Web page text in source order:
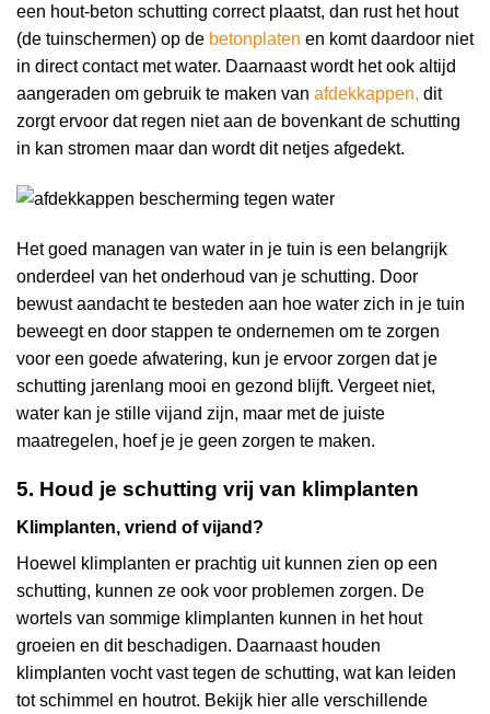
een hout-beton schutting correct plaatst, dan rust het hout
(de tuinschermen) op de betonplaten en komt daardoor niet
in direct contact met water. Daarnaast wordt het ook altijd
aangeraden om gebruik te maken van afdekkappen, dit
zorgt ervoor dat regen niet aan de bovenkant de schutting
in kan stromen maar dan wordt dit netjes afgedekt.
Het goed managen van water in je tuin is een belangrijk
onderdeel van het onderhoud van je schutting. Door
bewust aandacht te besteden aan hoe water zich in je tuin
beweegt en door stappen te ondernemen om te zorgen
voor een goede afwatering, kun je ervoor zorgen dat je
schutting jarenlang mooi en gezond blijft. Vergeet niet,
water kan je stille vijand zijn, maar met de juiste
maatregelen, hoef je je geen zorgen te maken.
5. Houd je schutting vrij van klimplanten
Klimplanten, vriend of vijand?
Hoewel klimplanten er prachtig uit kunnen zien op een
schutting, kunnen ze ook voor problemen zorgen. De
wortels van sommige klimplanten kunnen in het hout
groeien en dit beschadigen. Daarnaast houden
klimplanten vocht vast tegen de schutting, wat kan leiden
tot schimmel en houtrot. Bekijk hier alle verschillende